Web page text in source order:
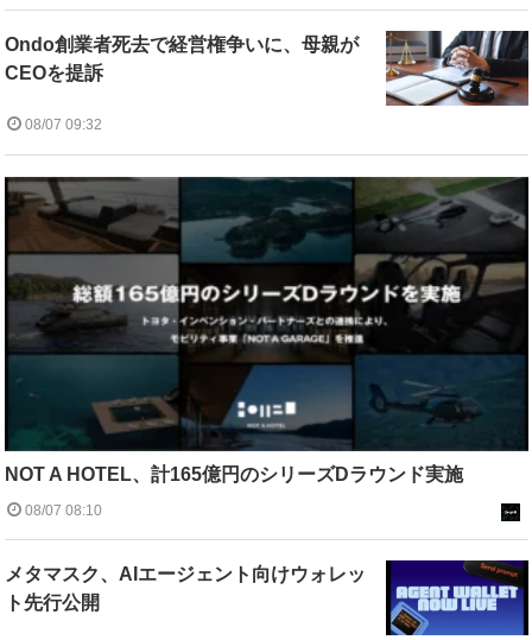
Ondo創業者死去で経営権争いに、母親が
CEOを提訴
08/07 09:32
NOT A HOTEL、計165億円のシリーズDラウンド実施
08/07 08:10
メタマスク、AIエージェント向けウォレッ
ト先行公開